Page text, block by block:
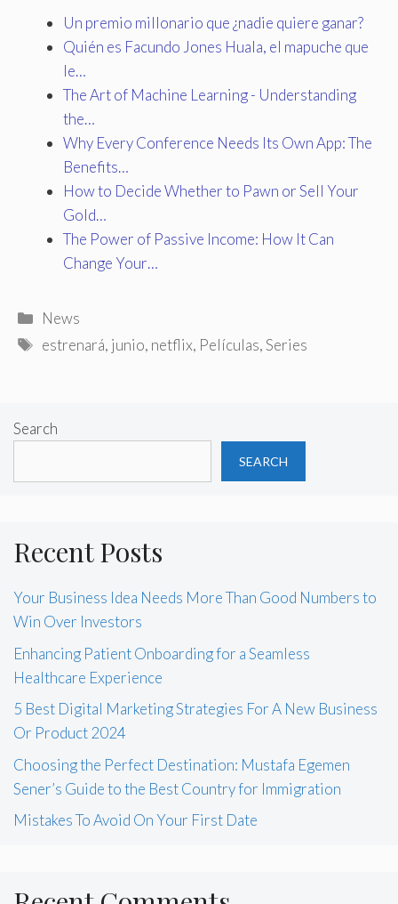
Un premio millonario que ¿nadie quiere ganar?
Quién es Facundo Jones Huala, el mapuche que
le…
The Art of Machine Learning - Understanding
the…
Why Every Conference Needs Its Own App: The
Benefits…
How to Decide Whether to Pawn or Sell Your
Gold…
The Power of Passive Income: How It Can
Change Your…
Categories
News
Tags
estrenará, junio, netflix, Películas,Series
Search
SEARCH
Recent Posts
Your Business Idea Needs More Than Good Numbers to
Win Over Investors
Enhancing Patient Onboarding for a Seamless
Healthcare Experience
5 Best Digital Marketing Strategies For A New Business
Or Product 2024
Choosing the Perfect Destination: Mustafa Egemen
Sener’s Guide to the Best Country for Immigration
Mistakes To Avoid On Your First Date